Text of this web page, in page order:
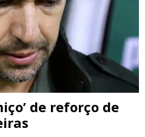
de reforço de